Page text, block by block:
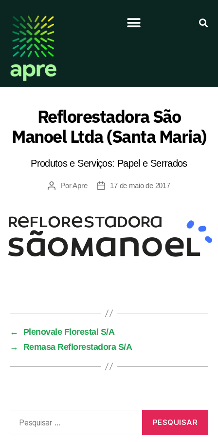
Reflorestadora São
Manoel Ltda (Santa Maria)
Produtos e Serviços: Papel e Serrados
PorApre 17 de maio de 2017
←
Plenovale Florestal S/A
→
Remasa Reflorestadora S/A